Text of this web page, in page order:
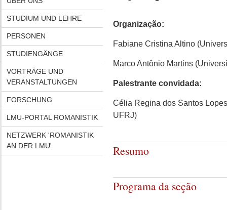
STUDIUM UND LEHRE
PERSONEN
STUDIENGÄNGE
VORTRÄGE UND
VERANSTALTUNGEN
FORSCHUNG
LMU-PORTAL ROMANISTIK
NETZWERK 'ROMANISTIK
AN DER LMU'
Organização:
Fabiane Cristina Altino
Marco Antônio Martins
Palestrante convidada:
Célia Regina dos Santos
UFRJ)
Resumo
Programa da seção